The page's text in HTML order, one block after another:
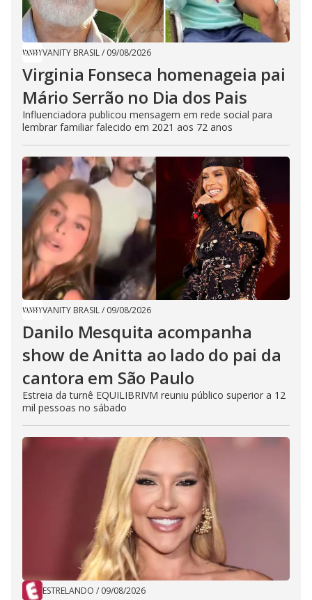
VANITY BRASIL/ 09/08/2026
Virginia Fonseca homenageia pai
Mário Serrão no Dia dos Pais
Influenciadora publicou mensagem em rede social para
lembrar familiar falecido em 2021 aos 72 anos
VANITY BRASIL/ 09/08/2026
Danilo Mesquita acompanha
show de Anitta ao lado do pai da
cantora em São Paulo
Estreia da turnê EQUILIBRIVM reuniu público superior a 12
mil pessoas no sábado
ESTRELANDO / 09/08/2026